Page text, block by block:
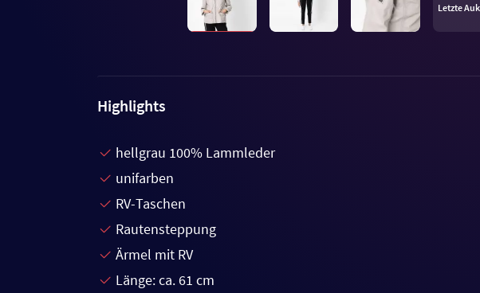
Letzte
Highlights
hellgrau 100% Lammleder
unifarben
RV-Taschen
Rautensteppung
Ärmel mit RV
Länge: ca. 61 cm